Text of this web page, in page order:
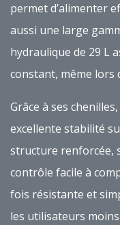
permet d’alimenter
aussi une large
hydraulique de 29 L
constant, même
Grâce à ses
excellente stabilité
structure renforcée,
contrôle facile à
fois résistante et
les utilisateurs